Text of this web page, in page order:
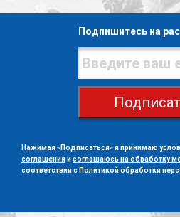
Подпишитесь на
Нажимая «Подписаться» я принимаю
соглашенияисоглашаюсь на обработку
соответствии с Политикой обработки